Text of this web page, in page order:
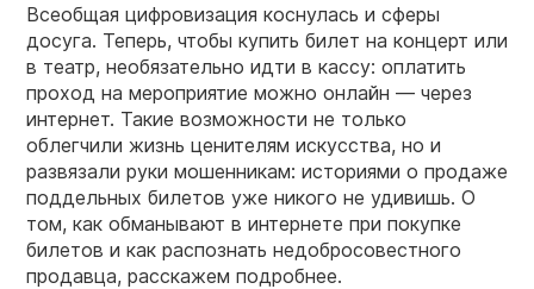
Всеобщая цифровизация коснулась и сферы
досуга. Теперь, чтобы купить билет на концерт или
в театр, необязательно идти в кассу: оплатить
проход на мероприятие можно онлайн — через
интернет. Такие возможности не только
облегчили жизнь ценителям искусства, но и
развязали руки мошенникам: историями о продаже
поддельных билетов уже никого не удивишь. О
том, как обманывают в интернете при покупке
билетов и как распознать недобросовестного
продавца, расскажем подробнее.